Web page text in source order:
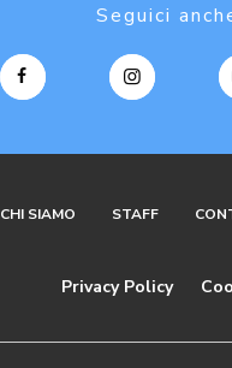
Seguici
CHI SIAMO STAFF
Privacy Policy